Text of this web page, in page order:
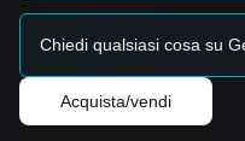
Chiedi qualsiasi cosa su
Acquista/vendi